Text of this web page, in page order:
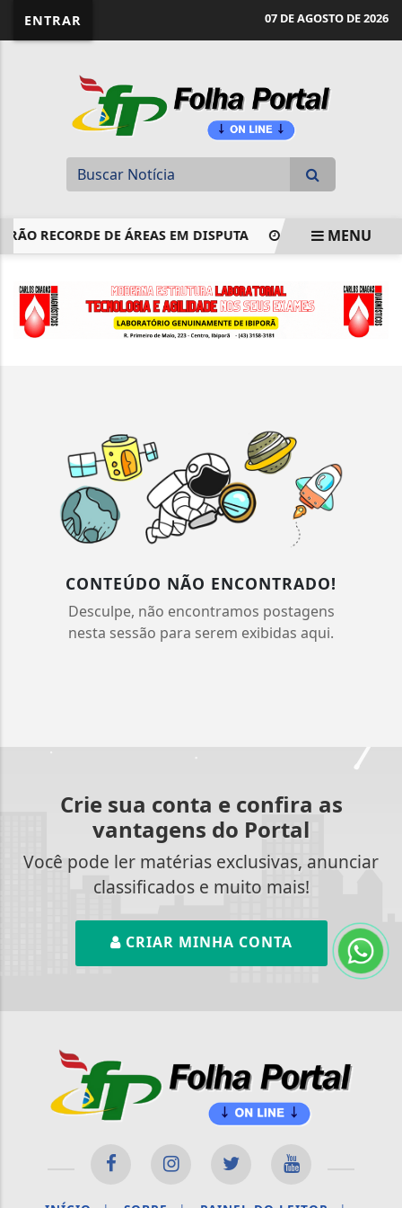
ENTRAR 07 DE AGOSTO DE 2026
RECORDE DE ÁREAS EM DISPUTA CNJ ACABA COM
MENU
CONTEÚDO NÃO ENCONTRADO!
Desculpe, não encontramos postagens
nesta sessão para serem exibidas aqui.
Crie sua conta e confira as
vantagens do Portal
Você pode ler matérias exclusivas, anunciar
classificados e muito mais!
CRIAR MINHA CONTA